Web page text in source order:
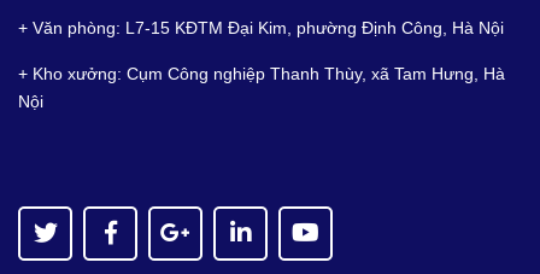
+ Văn phòng: L7-15 KĐTM Đại Kim, phường Định Công, Hà Nội
+ Kho xưởng: Cụm Công nghiệp Thanh Thùy, xã Tam Hưng, Hà
Nội